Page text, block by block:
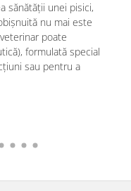
sănătății unei pisici,
nu mai este
poate
formulată special
sau pentru a